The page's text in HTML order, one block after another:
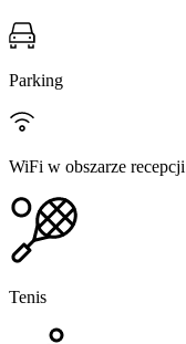
Parking
WiFi w obszarze recepcji
Tenis